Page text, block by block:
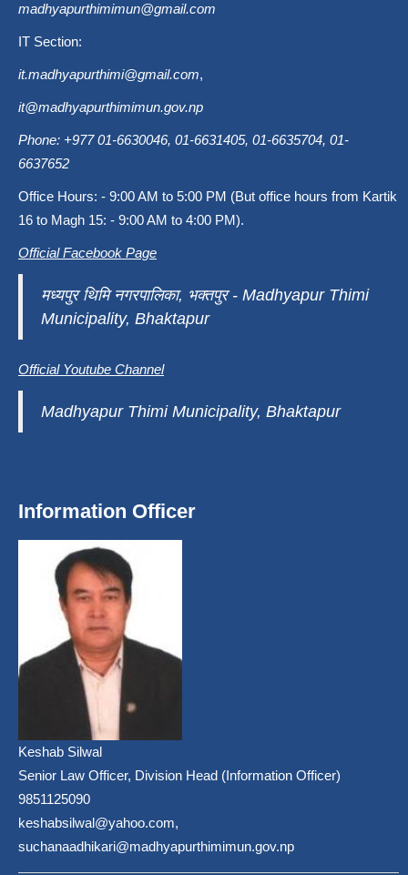
madhyapurthimimun@gmail.com
IT Section:
it.madhyapurthimi@gmail.com,
it@madhyapurthimimun.gov.np
Phone: +977 01-6630046, 01-6631405, 01-6635704, 01-
6637652
Office Hours: - 9:00 AM to 5:00 PM (But office hours from Kartik
16 to Magh 15: - 9:00 AM to 4:00 PM).
Official Facebook Page
मध्यपुर थिमि नगरपालिका, भक्तपुर - Madhyapur Thimi
Municipality, Bhaktapur
Official Youtube Channel
Madhyapur Thimi Municipality, Bhaktapur
Information Officer
Keshab Silwal
Senior Law Officer, Division Head (Information Officer)
9851125090
keshabsilwal@yahoo.com,
suchanaadhikari@madhyapurthimimun.gov.np